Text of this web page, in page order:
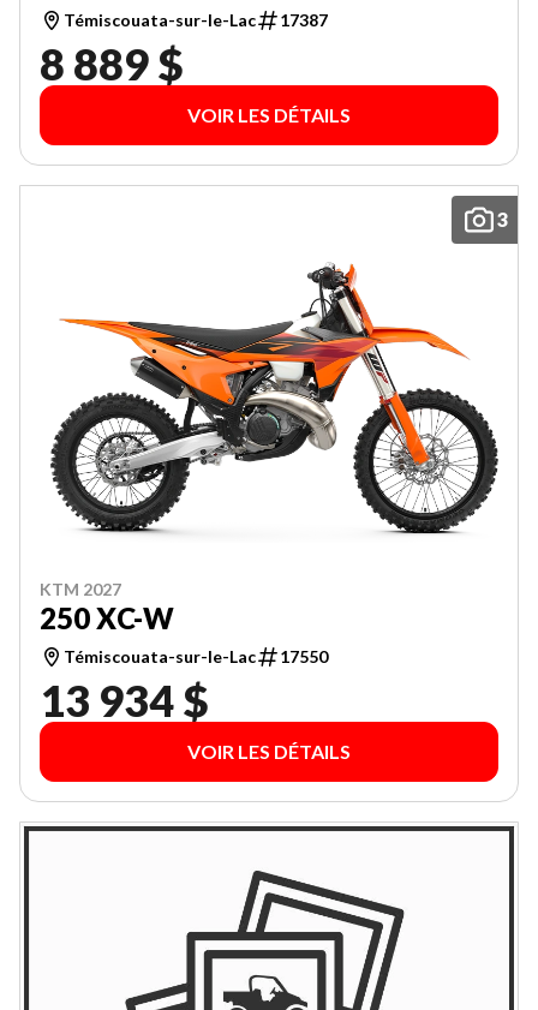
Témiscouata-sur-le-Lac 17387
8 889 $
VOIR LES DÉTAILS
3
KTM 2027
250 XC-W
Témiscouata-sur-le-Lac 17550
13 934 $
VOIR LES DÉTAILS